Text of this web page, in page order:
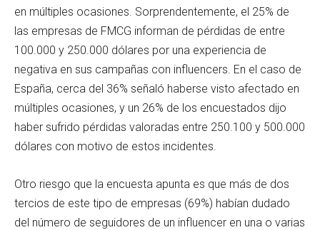
en múltiples ocasiones. Sorprendentemente, el 25% de
las empresas de FMCG informan de pérdidas de entre
100.000 y 250.000 dólares por una experiencia de
negativa en sus campañas con influencers. En el caso de
España, cerca del 36% señaló haberse visto afectado en
múltiples ocasiones, y un 26% de los encuestados dijo
haber sufrido pérdidas valoradas entre 250.100 y 500.000
dólares con motivo de estos incidentes.
Otro riesgo que la encuesta apunta es que más de dos
tercios de este tipo de empresas (69%) habían dudado
del número de seguidores de un influencer en una o varias